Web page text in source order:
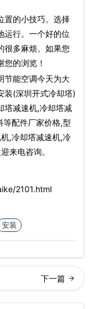
的小技巧。选择
运行。一个好的位
很多麻烦。如果您
的浏览！
节能空调今天为大
装(深圳开式冷却塔)
塔减速机,冷却塔减
配件厂家价格,型
,冷却塔减速机,冷
来电咨询。
2101.html
安装
回列表